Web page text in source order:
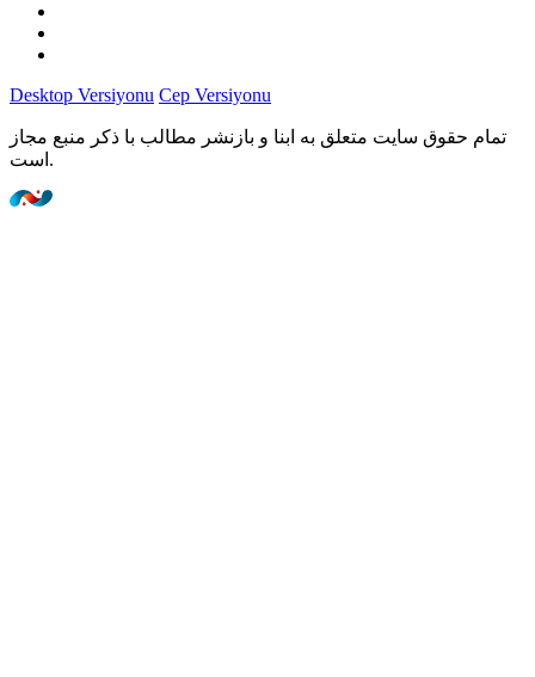
Desktop Versiyonu Cep Versiyonu
تمام حقوق سایت متعلق به ابنا و بازنشر مطالب با ذکر منبع مجاز
است.